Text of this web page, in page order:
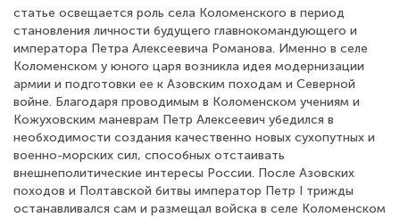
статье освещается роль села Коломенского в период
становления личности будущего главнокомандующего и
императора Петра Алексеевича Романова. Именно в селе
Коломенском у юного царя возникла идея модернизации
армии и подготовки ее к Азовским походам и Северной
войне. Благодаря проводимым в Коломенском учениям и
Кожуховским маневрам Петр Алексеевич убедился в
необходимости создания качественно новых сухопутных и
военно-морских сил, способных отстаивать
внешнеполитические интересы России. После Азовских
походов и Полтавской битвы император Петр I трижды
останавливался сам и размещал войска в селе Коломенском